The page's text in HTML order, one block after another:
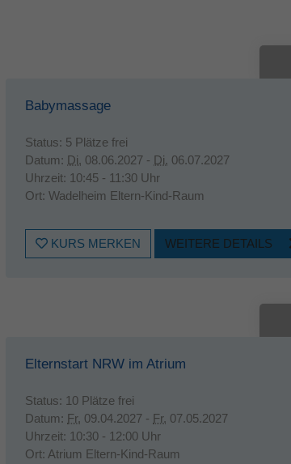
Babymassage
Status: 5 Plätze frei
Datum: Di. 08.06.2027 - Di. 06.07.2027
Uhrzeit: 10:45 - 11:30 Uhr
Ort: Wadelheim Eltern-Kind-Raum
KURS MERKEN WEITERE DETAILS
Elternstart NRW im Atrium
Status: 10 Plätze frei
Datum: Fr. 09.04.2027 - Fr. 07.05.2027
Uhrzeit: 10:30 - 12:00 Uhr
Ort: Atrium Eltern-Kind-Raum